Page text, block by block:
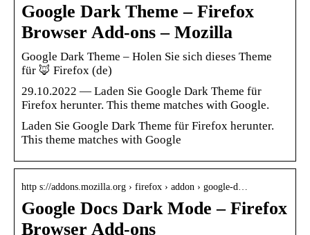
Google Dark Theme – Firefox
Browser Add-ons – Mozilla
Google Dark Theme – Holen Sie sich dieses Theme
für 🦊 Firefox (de)
29.10.2022 — Laden Sie Google Dark Theme für
Firefox herunter. This theme matches with Google.
Laden Sie Google Dark Theme für Firefox herunter.
This theme matches with Google
http s://addons.mozilla.org › firefox › addon › google-d…
Google Docs Dark Mode – Firefox
Browser Add-ons